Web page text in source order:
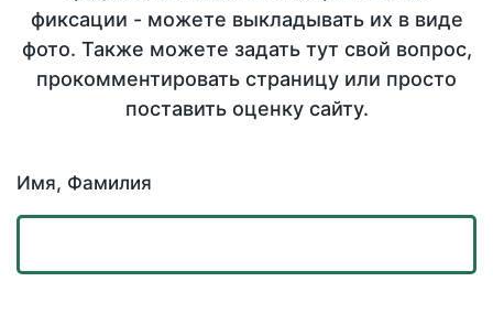
фиксации - можете выкладывать их в виде
фото. Также можете задать тут свой вопрос,
прокомментировать страницу или просто
поставить оценку сайту.
Имя, Фамилия